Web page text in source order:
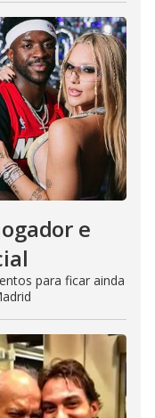
e
para ficar ainda